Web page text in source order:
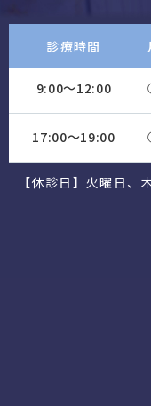
診療時間
9:00～12:00
17:00～19:00
【休診日】火曜日、